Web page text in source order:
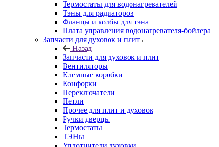
Термостаты для водонагревателей
Тэны для радиаторов
Фланцы и колбы для тэна
Плата управления водонагревателя-бойлера
Запчасти для духовок и плит
Назад
Запчасти для духовок и плит
Вентиляторы
Клемные коробки
Конфорки
Переключатели
Петли
Прочее для плит и духовок
Ручки дверцы
Термостаты
ТЭНы
Уплотнители духовки